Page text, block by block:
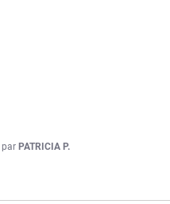
par PATRICIA P.